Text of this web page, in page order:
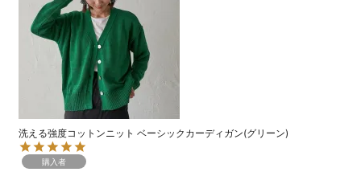
洗える強度コットンニット ベーシックカーディガン(グリーン)
購入者